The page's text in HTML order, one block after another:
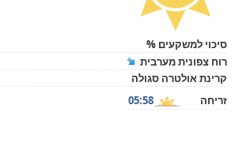
סיכוי למשקעים %
רוח צפונית מערבית
קרינת אולטרה סגולה
זריחה
05:58